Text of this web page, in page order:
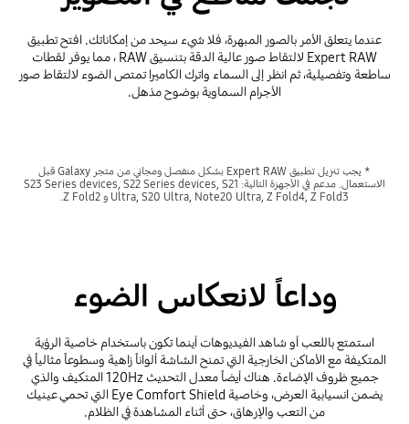
عندما يتعلق الأمر بالصور المبهرة، فلا شيء سيحد من إمكاناتك. افتح تطبيق
Expert RAW لالتقاط صور عالية الدقة بتنسيق RAW ، مما يوفر لقطات
ساطعة وتفصيلية، ثم انظر إلى السماء واترك الكاميرا تمتص الضوء لالتقاط صور
الأجرام السماوية بوضوح مذهل.
* يجب تنزيل تطبيق Expert RAW بشكل منفصل ومجاني من متجر Galaxy قبل
الاستعمال. مدعم في الأجهزة التالية: S23 Series devices, S22 Series devices, S21
Ultra, S20 Ultra, Note20 Ultra, Z Fold4, Z Fold3 و Z Fold2.
وداعاً لانعكاس الضوء
استمتع باللعب أو شاهد الفيديوهات أينما تكون باستخدام خاصية الرؤية
المتكيفة مع الأماكن الخارجية التي تمنح الشاشة ألواناً زاهية وسطوعاً مثالياً في
جميع ظروف الإضاءة. هناك أيضاً معدل التحديث 120Hz المتكيف والذي
يضمن انسيابية العرض، وخاصية Eye Comfort Shield التي تحمي عينيك
من التعب والإرهاق، حتى أثناء المشاهدة في الظلام.